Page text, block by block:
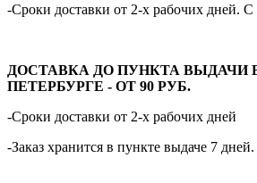
-Сроки доставки от 2-х рабочих дней.
ДОСТАВКА ДО ПУНКТА ВЫДАЧИ
ПЕТЕРБУРГЕ - ОТ 90 РУБ.
-Сроки доставки от 2-х рабочих дней
-Заказ хранится в пункте выдаче 7 дней.